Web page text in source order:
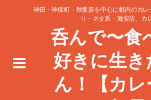
神田・神保町・秋葉原を中心に都内のカ
り・ネタ系・激安店、カ
呑んで〜
好きに生
ん！【カ